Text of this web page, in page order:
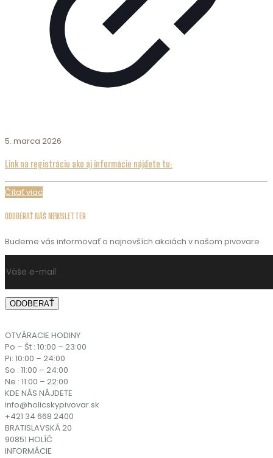
5. marca 2026
Link na registráciu ako aj informácie nájdete tu:
Čítať viac
ODOBERAŤ NÁŠ NEWSLETTER
Budeme vás informovať o najnovších akciách v našom pivovare
OTVÁRACIE HODINY
Po – Št : 10:00 – 23:00
Pi: 10:00 – 24:00
So : 11:00 – 24:00
Ne : 11:00 – 22:00
KDE NÁS NÁJDETE
info@holicskypivovar.sk
+421 34 668 2400
BRATISLAVSKÁ 20
90851 HOLÍČ
INFORMÁCIE